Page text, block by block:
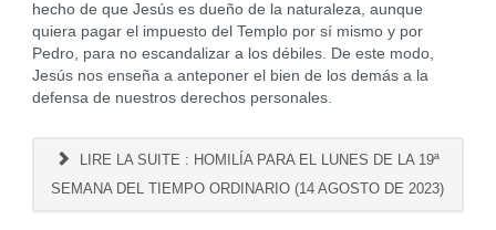
hecho de que Jesús es dueño de la naturaleza, aunque
quiera pagar el impuesto del Templo por sí mismo y por
Pedro, para no escandalizar a los débiles. De este modo,
Jesús nos enseña a anteponer el bien de los demás a la
defensa de nuestros derechos personales.
LIRE LA SUITE : HOMILÍA PARA EL LUNES DE LA 19ª
SEMANA DEL TIEMPO ORDINARIO (14 AGOSTO DE 2023)